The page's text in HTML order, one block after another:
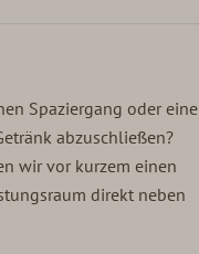
Spaziergang oder eine
abzuschließen?
wir vor kurzem einen
direkt neben